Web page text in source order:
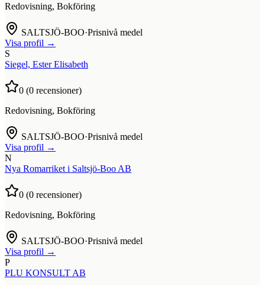
Redovisning, Bokföring
SALTSJÖ-BOO·Prisnivå medel
Visa profil →
S
Siegel, Ester Elisabeth
0 (0 recensioner)
Redovisning, Bokföring
SALTSJÖ-BOO·Prisnivå medel
Visa profil →
N
Nya Romarriket i Saltsjö-Boo AB
0 (0 recensioner)
Redovisning, Bokföring
SALTSJÖ-BOO·Prisnivå medel
Visa profil →
P
PLU KONSULT AB